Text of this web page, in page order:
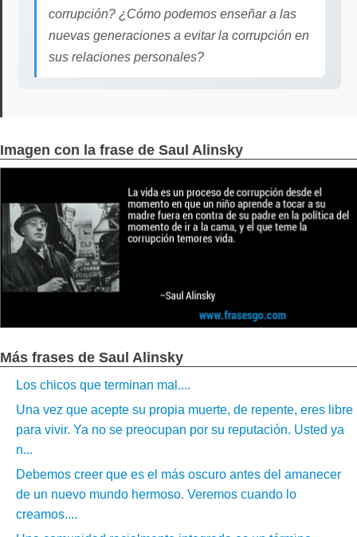
corrupción? ¿Cómo podemos enseñar a las
nuevas generaciones a evitar la corrupción en
sus relaciones personales?
Imagen con la frase de Saul Alinsky
Más frases de Saul Alinsky
Los chicos que terminan mal....
Una vez que acepte su propia muerte, de repente, eres libre
para vivir. Ya no se preocupan por su reputación. Usted ya
n...
Debemos creer que es el más oscuro antes del amanecer
de un nuevo mundo hermoso. Veremos cuando lo
creamos....